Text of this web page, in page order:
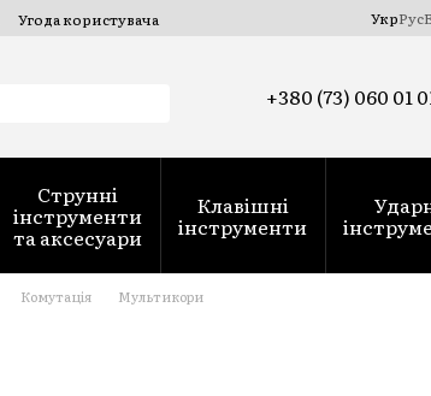
Угода користувача
УкрРус
+380 (73) 060 01
Струнні
інструменти
та аксесуари
Клавішні
інструменти
Комутація Мультикори